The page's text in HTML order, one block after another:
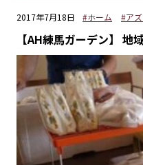
2017年7月18日 #ホーム #ア
【AH練馬ガーデン】